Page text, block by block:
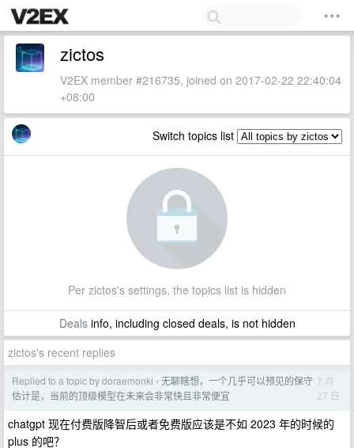
zictos
V2EX member #216735, joined on 2017-02-22 22:40:04
+08:00
Switch topics list
Per zictos's settings, the topics list is hidden
Dealsinfo, including closed deals, is not hidden
zictos's recent replies
Replied to a topic by doraemonki › 无聊瞎想，一个几乎可以预见的保守
估计是，当前的顶级模型在未来会非常快且非常便宜
7 月
27 日
chatgpt 现在付费版降智后或者免费版应该是不如 2023 年的时候的
plus 的吧？